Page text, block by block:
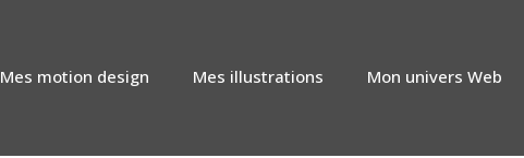
Mes motion design Mes illustrations Mon univers Web